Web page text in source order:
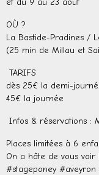
et du 9 au 23 août
OÙ ?
La Bastide-Pradines /
(25 min de Millau et
TARIFS
dès 25€ la demi-
45€ la journée
Infos & réservations :
Places limitées à 6
On a hâte de vous voir
#stageponey